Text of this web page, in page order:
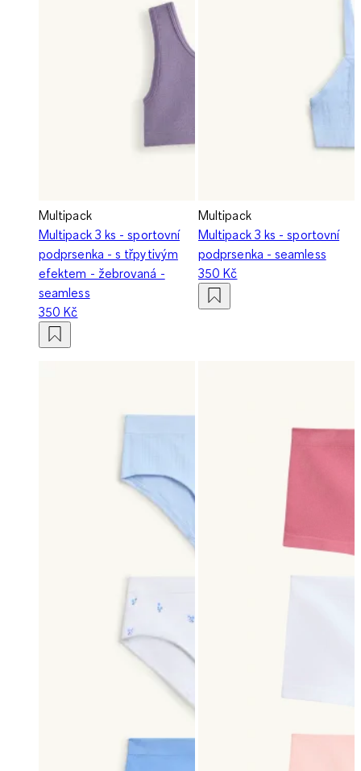
Multipack
Multipack 3 ks - sportovní
podprsenka - s třpytivým
efektem - žebrovaná -
seamless
350 Kč
Multipack
Multipack 3 ks - sportovní
podprsenka - seamless
350 Kč